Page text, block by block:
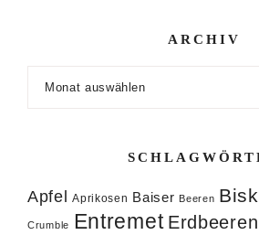
ARCHIV
Apfel Aprikosen Baiser Beeren
Crumble Entremet Erdbeeren